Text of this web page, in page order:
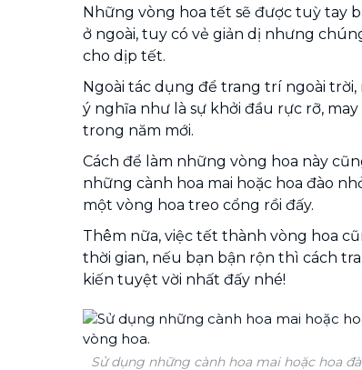
Những vòng hoa tết sẽ được tuỳ tay
ở ngoài, tuy có vẻ giản dị nhưng
cho dịp tết.
Ngoài tác dụng để trang trí ngoài
ý nghĩa như là sự khởi đầu rực rỡ,
trong năm mới.
Cách để làm những vòng hoa này
những cành hoa mai hoặc hoa đào
một vòng hoa treo cổng rồi đấy.
Thêm nữa, việc tết thành vòng hoa
thời gian, nếu bạn bận rộn thì cách
kiến tuyệt vời nhất đấy nhé!
Sử dụng những cành hoa mai hoặc hoa